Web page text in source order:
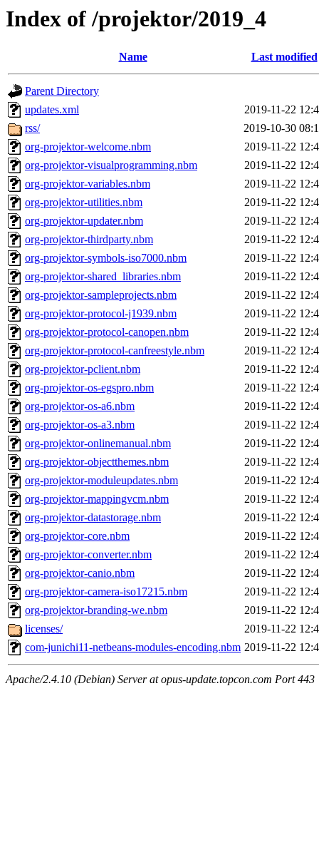
Index of /projektor/2019_4
Name Last modified
Parent Directory
updates.xml
2019-11-22
rss/
2019-10-30
org-projektor-welcome.nbm
2019-11-22
org-projektor-visualprogramming.nbm
2019-11-22
org-projektor-variables.nbm
2019-11-22
org-projektor-utilities.nbm
2019-11-22
org-projektor-updater.nbm
2019-11-22
org-projektor-thirdparty.nbm
2019-11-22
org-projektor-symbols-iso7000.nbm
2019-11-22
org-projektor-shared_libraries.nbm
2019-11-22
org-projektor-sampleprojects.nbm
2019-11-22
org-projektor-protocol-j1939.nbm
2019-11-22
org-projektor-protocol-canopen.nbm
2019-11-22
org-projektor-protocol-canfreestyle.nbm
2019-11-22
org-projektor-pclient.nbm
2019-11-22
org-projektor-os-egspro.nbm
2019-11-22
org-projektor-os-a6.nbm
2019-11-22
org-projektor-os-a3.nbm
2019-11-22
org-projektor-onlinemanual.nbm
2019-11-22
org-projektor-objectthemes.nbm
2019-11-22
org-projektor-moduleupdates.nbm
2019-11-22
org-projektor-mappingvcm.nbm
2019-11-22
org-projektor-datastorage.nbm
2019-11-22
org-projektor-core.nbm
2019-11-22
org-projektor-converter.nbm
2019-11-22
org-projektor-canio.nbm
2019-11-22
org-projektor-camera-iso17215.nbm
2019-11-22
org-projektor-branding-we.nbm
2019-11-22
licenses/
2019-11-22
com-junichi11-netbeans-modules-encoding.nbm 2019-11-22
Apache/2.4.10 (Debian) Server at opus-update.topcon.com Port 443